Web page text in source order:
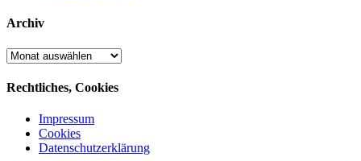
Archiv
Archiv
Rechtliches, Cookies
Impressum
Cookies
Datenschutzerklärung